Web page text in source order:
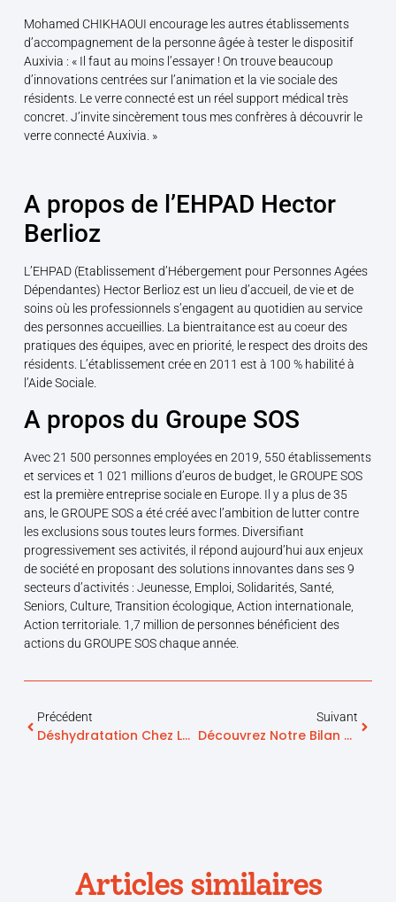
Mohamed CHIKHAOUI encourage les autres établissements
d’accompagnement de la personne âgée à tester le dispositif
Auxivia : « Il faut au moins l’essayer ! On trouve beaucoup
d’innovations centrées sur l’animation et la vie sociale des
résidents. Le verre connecté est un réel support médical très
concret. J’invite sincèrement tous mes confrères à découvrir le
verre connecté Auxivia. »
A propos de l’EHPAD Hector
Berlioz
L’EHPAD (Etablissement d’Hébergement pour Personnes Agées
Dépendantes) Hector Berlioz est un lieu d’accueil, de vie et de
soins où les professionnels s’engagent au quotidien au service
des personnes accueillies. La bientraitance est au coeur des
pratiques des équipes, avec en priorité, le respect des droits des
résidents. L’établissement crée en 2011 est à 100 % habilité à
l’Aide Sociale.
A propos du Groupe SOS
Avec 21 500 personnes employées en 2019, 550 établissements
et services et 1 021 millions d’euros de budget, le GROUPE SOS
est la première entreprise sociale en Europe. Il y a plus de 35
ans, le GROUPE SOS a été créé avec l’ambition de lutter contre
les exclusions sous toutes leurs formes. Diversifiant
progressivement ses activités, il répond aujourd’hui aux enjeux
de société en proposant des solutions innovantes dans ses 9
secteurs d’activités : Jeunesse, Emploi, Solidarités, Santé,
Seniors, Culture, Transition écologique, Action internationale,
Action territoriale. 1,7 million de personnes bénéficient des
actions du GROUPE SOS chaque année.
Précédent
Déshydratation Chez Les Personnes Âgées : Quels Sont Les Symptômes ?
Suivant
Découvrez Notre Bilan De L’année 2021 !
Articles similaires